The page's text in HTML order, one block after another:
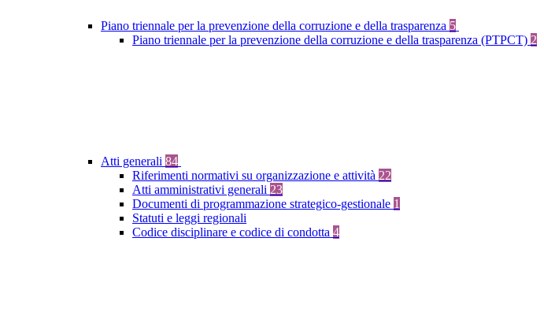
Piano triennale per la prevenzione della corruzione e della trasparenza 5
Piano triennale per la prevenzione della corruzione e della trasparenza (PTPCT) 2
Atti generali 84
Riferimenti normativi su organizzazione e attività 22
Atti amministrativi generali 23
Documenti di programmazione strategico-gestionale 1
Statuti e leggi regionali
Codice disciplinare e codice di condotta 4